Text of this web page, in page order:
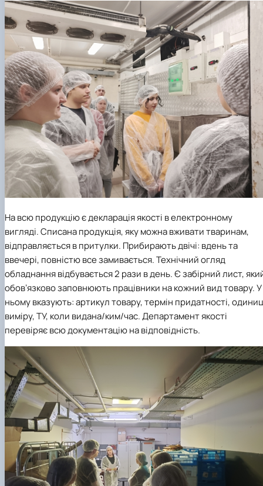
На всю продукцію є декларація якості в електронному
вигляді. Списана продукція, яку можна вживати тваринам,
відправляється в притулки. Прибирають двічі: вдень та
ввечері, повністю все замивається. Технічний огляд
обладнання відбувається 2 рази в день. Є забірний лист,
обовʼязково заповнюють працівники на кожний вид товару. У
ньому вказують: артикул товару, термін придатності,
виміру, ТУ, коли видана/ким/час. Департамент якості
перевіряє всю документацію на відповідність.